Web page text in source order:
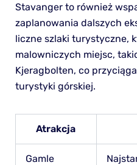
Stavanger to również
zaplanowania dalszych
liczne szlaki turystyczne,
malowniczych miejsc,
Kjeragbolten, co
turystyki górskiej.
Atrakcja
Gamle